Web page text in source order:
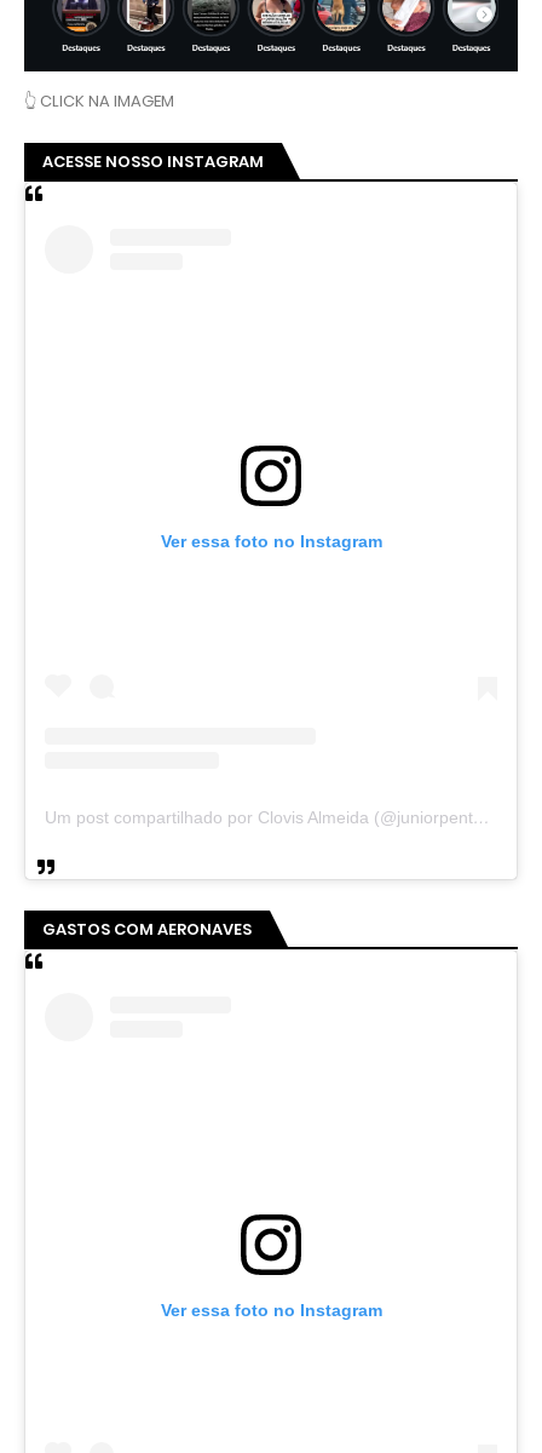
👆 CLICK NA IMAGEM
ACESSE NOSSO INSTAGRAM
Ver essa foto no Instagram
Um post compartilhado por Clovis Almeida (@juniorpentecoste01)
GASTOS COM AERONAVES
Ver essa foto no Instagram